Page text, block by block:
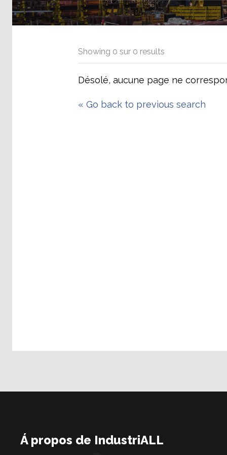
Showing 0sur 0 results
Désolé, aucune page ne
«Go back to previous search
Á propos de IndustriALL